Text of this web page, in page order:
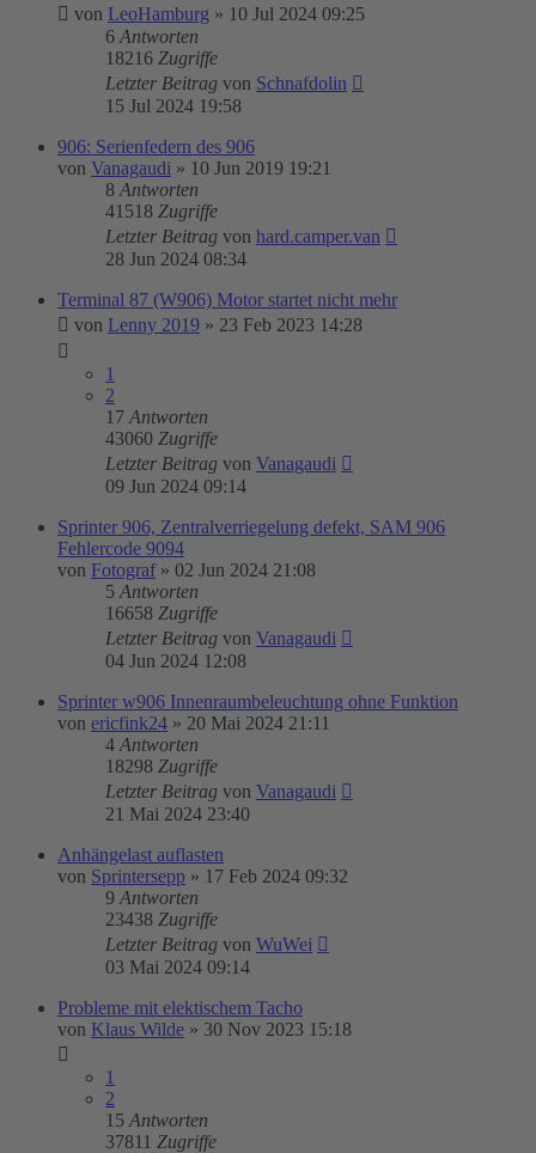
von LeoHamburg » 10 Jul 2024 09:25
6 Antworten
18216 Zugriffe
Letzter Beitrag von Schnafdolin
15 Jul 2024 19:58
906: Serienfedern des 906
von Vanagaudi » 10 Jun 2019 19:21
8 Antworten
41518 Zugriffe
Letzter Beitrag von hard.camper.van
28 Jun 2024 08:34
Terminal 87 (W906) Motor startet nicht mehr
von Lenny 2019 » 23 Feb 2023 14:28
1
2
17 Antworten
43060 Zugriffe
Letzter Beitrag von Vanagaudi
09 Jun 2024 09:14
Sprinter 906, Zentralverriegelung defekt, SAM 906
Fehlercode 9094
von Fotograf » 02 Jun 2024 21:08
5 Antworten
16658 Zugriffe
Letzter Beitrag von Vanagaudi
04 Jun 2024 12:08
Sprinter w906 Innenraumbeleuchtung ohne Funktion
von ericfink24 » 20 Mai 2024 21:11
4 Antworten
18298 Zugriffe
Letzter Beitrag von Vanagaudi
21 Mai 2024 23:40
Anhängelast auflasten
von Sprintersepp » 17 Feb 2024 09:32
9 Antworten
23438 Zugriffe
Letzter Beitrag von WuWei
03 Mai 2024 09:14
Probleme mit elektischem Tacho
von Klaus Wilde » 30 Nov 2023 15:18
1
2
15 Antworten
37811 Zugriffe